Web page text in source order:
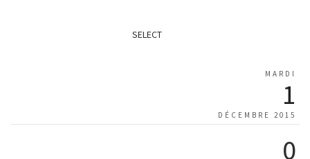
SELECT
MARDI
1
DÉCEMBRE 2015
0